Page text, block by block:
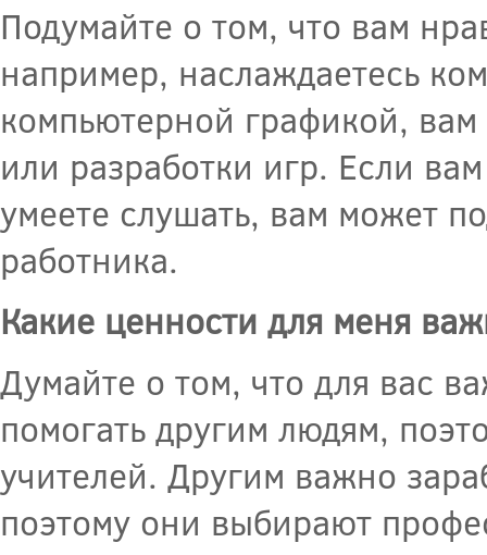
Подумайте о том, что вам
например, наслаждаетесь
компьютерной графикой,
или разработки игр. Если
умеете слушать, вам может
работника.
Какие ценности для меня
Думайте о том, что для вас
помогать другим людям,
учителей. Другим важно
поэтому они выбирают